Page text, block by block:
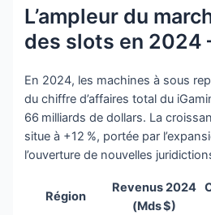
L’ampleur du
des slots en 2024
En 2024, les machines à sous
du chiffre d’affaires total du
66 milliards de dollars. La
situe à +12 %, portée par
l’ouverture de nouvelles
Région
Revenus 2024
(Mds $)